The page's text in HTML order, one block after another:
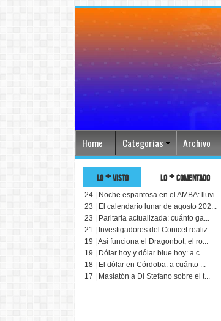
Home Categorías Archivo
lo + visto lo + comentado
24 | Noche espantosa en el AMBA: lluvi...
23 | El calendario lunar de agosto 202...
23 | Paritaria actualizada: cuánto ga...
21 | Investigadores del Conicet realiz...
19 | Así funciona el Dragonbot, el ro...
19 | Dólar hoy y dólar blue hoy: a c...
18 | El dólar en Córdoba: a cuánto ...
17 | Maslatón a Di Stefano sobre el t...